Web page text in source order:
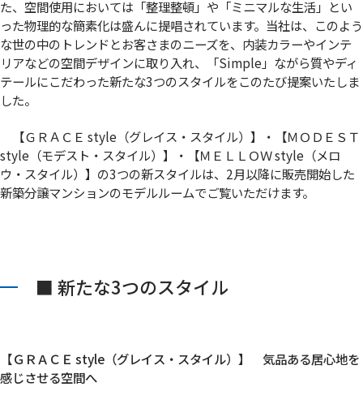
た、空間使用においては「整理整頓」や「ミニマルな生活」とい
った物理的な簡素化は盛んに提唱されています。当社は、このよう
な世の中のトレンドとお客さまのニーズを、内装カラーやインテ
リアなどの空間デザインに取り入れ、「Simple」ながら質やディ
テールにこだわった新たな3つのスタイルをこのたび提案いたしま
した。
【ＧＲＡＣＥ style（グレイス・スタイル）】・【ＭＯＤＥＳＴ
style（モデスト・スタイル）】・【ＭＥＬＬＯＷ style（メロ
ウ・スタイル）】の3つの新スタイルは、2月以降に販売開始した
新築分譲マンションのモデルルームでご覧いただけます。
■ 新たな3つのスタイル
【ＧＲＡＣＥ style（グレイス・スタイル）】 気品ある居心地を
感じさせる空間へ